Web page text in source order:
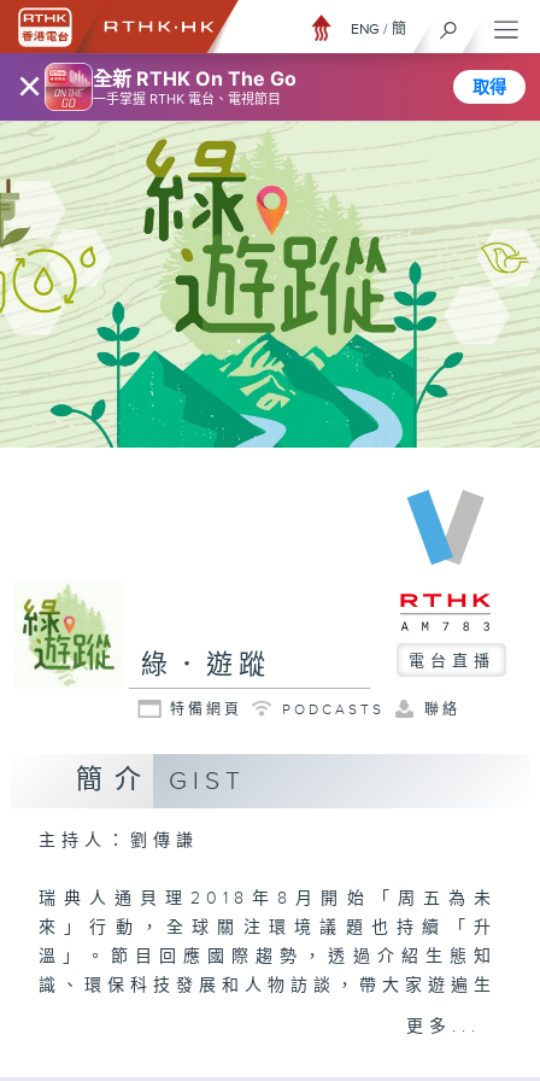
× 全新 RTHK On The Go
一手掌握 RTHK 電台、電視節目
取得
ENG / 簡
綠．遊蹤 電台直播
特備網頁 PODCASTS 聯絡
簡介 GIST
主持人：劉傳謙
瑞典人通貝理2018年8月開始「周五為未
來」行動，全球關注環境議題也持續「升
溫」。節目回應國際趨勢，透過介紹生態知
識、環保科技發展和人物訪談，帶大家遊遍生
更多...